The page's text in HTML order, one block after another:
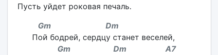
Пусть уйдет роковая печаль.
Gm Dm
Пой бодрей, сердцу станет веселей,
Gm Dm A7